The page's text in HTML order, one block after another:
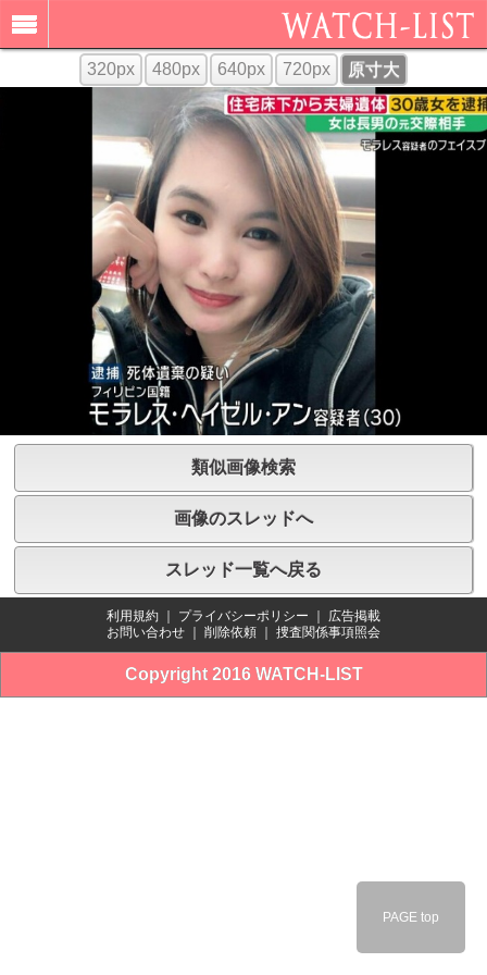
320px 480px 640px 720px 原寸大
類似画像検索
画像のスレッドへ
スレッド一覧へ戻る
利用規約 ｜ プライバシーポリシー ｜ 広告掲載
お問い合わせ ｜ 削除依頼 ｜ 捜査関係事項照会
Copyright 2016 WATCH-LIST
PAGE top